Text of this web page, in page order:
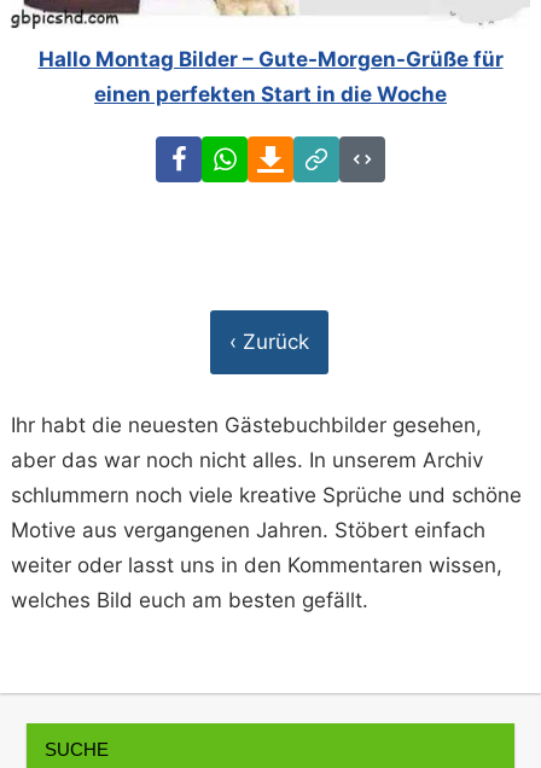
Hallo Montag Bilder – Gute-Morgen-Grüße für
einen perfekten Start in die Woche
FacebookWhatsAppDownload
Link
Code
‹ Zurück
Ihr habt die neuesten Gästebuchbilder gesehen,
aber das war noch nicht alles. In unserem Archiv
schlummern noch viele kreative Sprüche und schöne
Motive aus vergangenen Jahren. Stöbert einfach
weiter oder lasst uns in den Kommentaren wissen,
welches Bild euch am besten gefällt.
SUCHE